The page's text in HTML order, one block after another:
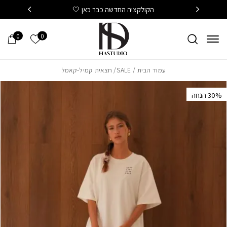
Skip to Content הקולקציה החדשה כבר כאן 🤍
0 הרשימה
0
עמוד הבית /
SALE/ חצאית קמיל-קאמל
‫30% הנחה
בחזרה למעלה